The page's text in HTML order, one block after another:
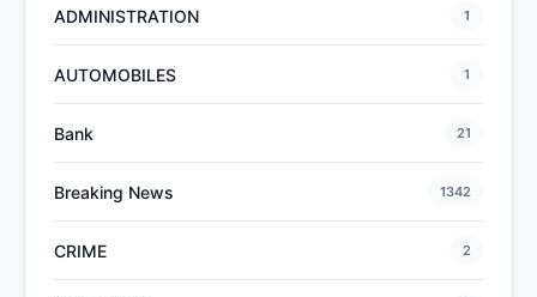
ADMINISTRATION 1
AUTOMOBILES 1
Bank 21
Breaking News 1342
CRIME 2